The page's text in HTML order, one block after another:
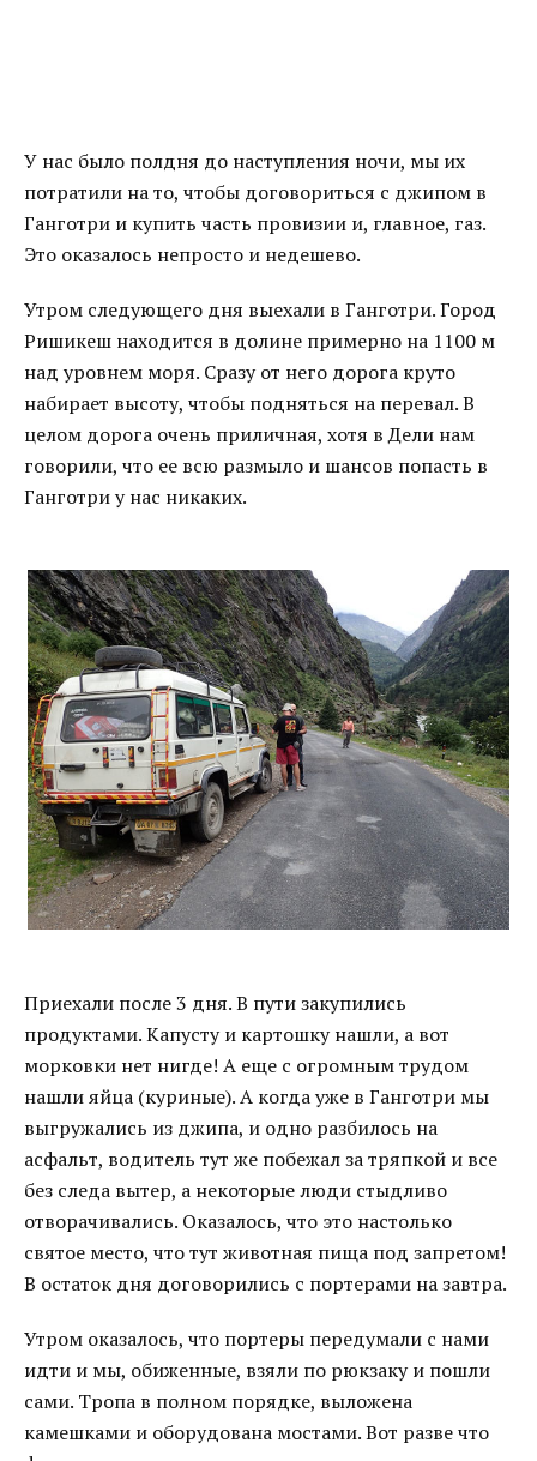
У нас было полдня до наступления ночи, мы их
потратили на то, чтобы договориться с джипом в
Ганготри и купить часть провизии и, главное, газ.
Это оказалось непросто и недешево.
Утром следующего дня выехали в Ганготри. Город
Ришикеш находится в долине примерно на 1100 м
над уровнем моря. Сразу от него дорога круто
набирает высоту, чтобы подняться на перевал. В
целом дорога очень приличная, хотя в Дели нам
говорили, что ее всю размыло и шансов попасть в
Ганготри у нас никаких.
Приехали после 3 дня. В пути закупились
продуктами. Капусту и картошку нашли, а вот
морковки нет нигде! А еще с огромным трудом
нашли яйца (куриные). А когда уже в Ганготри мы
выгружались из джипа, и одно разбилось на
асфальт, водитель тут же побежал за тряпкой и все
без следа вытер, а некоторые люди стыдливо
отворачивались. Оказалось, что это настолько
святое место, что тут животная пища под запретом!
В остаток дня договорились с портерами на завтра.
Утром оказалось, что портеры передумали с нами
идти и мы, обиженные, взяли по рюкзаку и пошли
сами. Тропа в полном порядке, выложена
камешками и оборудована мостами. Вот разве что